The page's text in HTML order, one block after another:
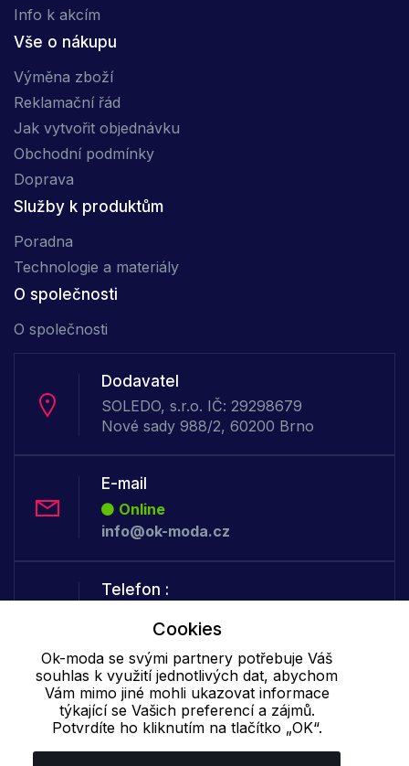
Info k akcím
Vše o nákupu
Výměna zboží
Reklamační řád
Jak vytvořit objednávku
Obchodní podmínky
Doprava
Služby k produktům
Poradna
Technologie a materiály
O společnosti
O společnosti
Dodavatel
SOLEDO, s.r.o. IČ: 29298679
Nové sady 988/2, 60200 Brno
E-mail
Online
info@ok-moda.cz
Telefon :
+420 702 000 160
Cookie - podrobné nastavení| Další informace|Ochrana osobních
Cookies
Ok-moda se svými partnery potřebuje Váš
souhlas k využití jednotlivých dat, abychom
Vám mimo jiné mohli ukazovat informace
týkající se Vašich preferencí a zájmů.
Potvrdíte ho kliknutím na tlačítko „OK“.